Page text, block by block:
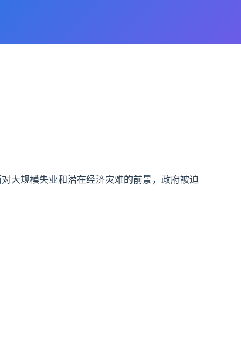
大规模失业和潜在经济灾难的前景，政府被迫